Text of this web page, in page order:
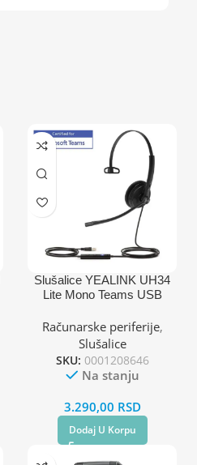
Slušalice YEALINK UH34
Lite Mono Teams USB
Računarske periferije,
Slušalice
SKU: 0001208646
Na stanju
3.290,00 RSD
Dodaj U Korpu